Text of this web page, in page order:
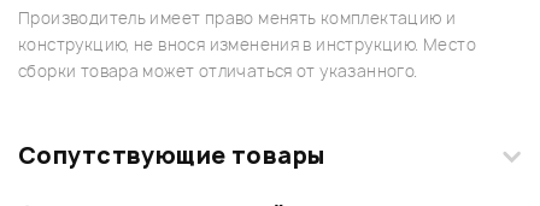
Производитель имеет право менять комплектацию и
конструкцию, не внося изменения в инструкцию. Место
сборки товара может отличаться от указанного.
Сопутствующие товары